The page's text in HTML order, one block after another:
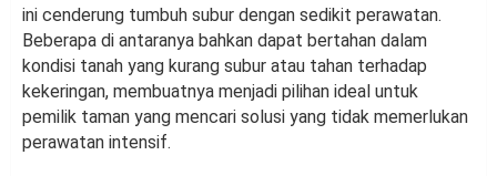
ini cenderung tumbuh subur dengan sedikit perawatan.
Beberapa di antaranya bahkan dapat bertahan dalam
kondisi tanah yang kurang subur atau tahan terhadap
kekeringan, membuatnya menjadi pilihan ideal untuk
pemilik taman yang mencari solusi yang tidak memerlukan
perawatan intensif.